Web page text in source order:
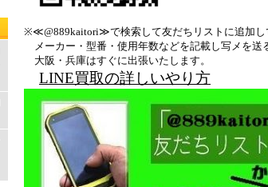
※≪@889kaitori≫で検索して友だちリストに追加し
メーカー・型番・使用年数などを記載し写メを送
大阪・兵庫はすぐに出張いたします。
LINE買取の詳しいやり方